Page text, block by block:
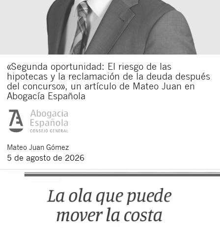
«Segunda oportunidad: El riesgo de las
hipotecas y la reclamación de la deuda después
del concurso», un artículo de Mateo Juan en
Abogacía Española
Mateo Juan Gómez
5 de agosto de 2026